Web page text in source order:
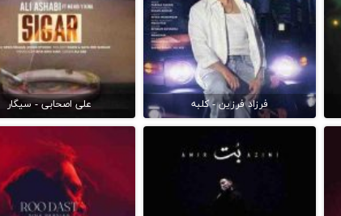
فرزاد فرزین - کلبه علی اصحابی - سیگار